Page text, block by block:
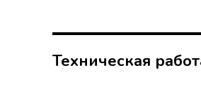
Техническая